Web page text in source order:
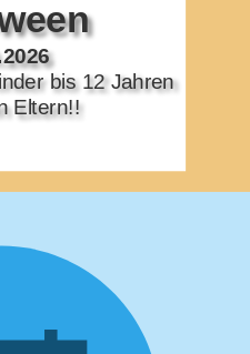
bis 12 Jahren
Eltern!!